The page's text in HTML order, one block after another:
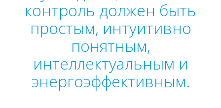
контроль должен быть
простым, интуитивно
понятным,
интеллектуальным и
энергоэффективным.